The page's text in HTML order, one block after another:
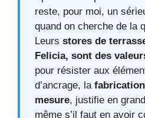
reste, pour moi, un
quand on cherche de la
Leurs stores de
Felicia, sont des
pour résister aux
d’ancrage, la
mesure, justifie en
même s’il faut en avoir